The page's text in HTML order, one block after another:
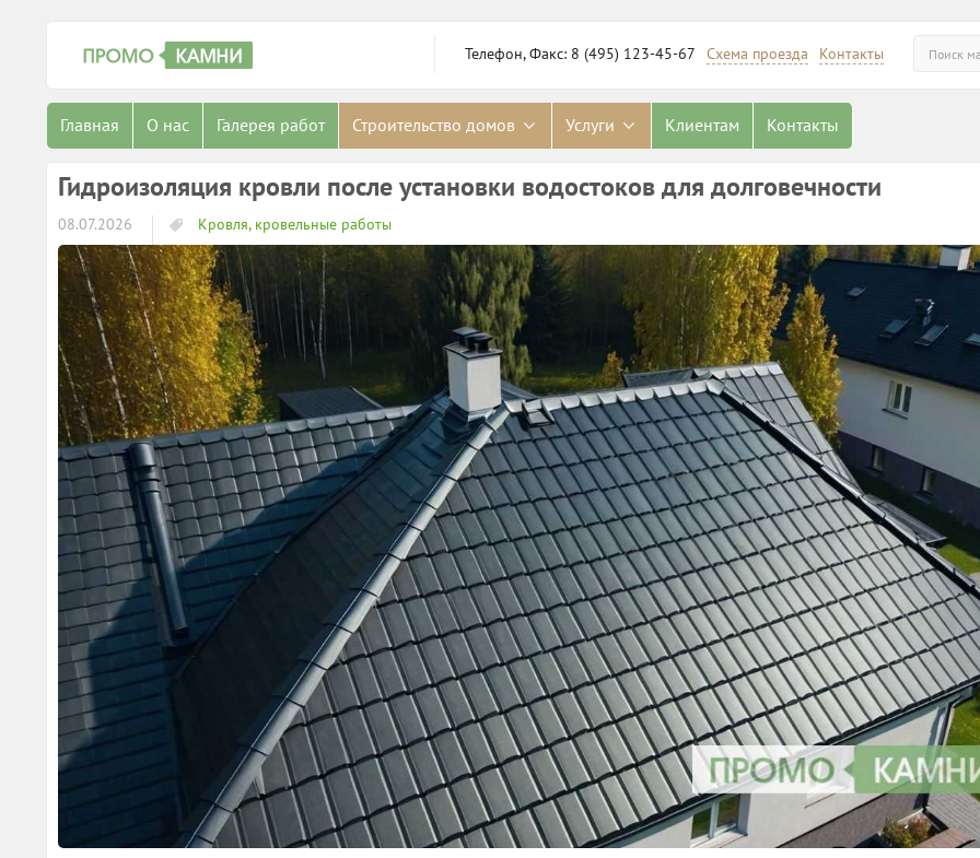
Телефон, Факс: 8 (495) 123-45-67 Схема проезда Контакты
Главная О нас Галерея работ Строительство домов Услуги Клиентам Контакты
Гидроизоляция кровли после установки водостоков для долговечности
08.07.2026 Кровля, кровельные работы